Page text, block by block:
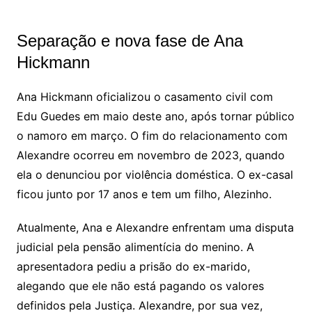
Separação e nova fase de Ana
Hickmann
Ana Hickmann oficializou o casamento civil com
Edu Guedes em maio deste ano, após tornar público
o namoro em março. O fim do relacionamento com
Alexandre ocorreu em novembro de 2023, quando
ela o denunciou por violência doméstica. O ex-casal
ficou junto por 17 anos e tem um filho, Alezinho.
Atualmente, Ana e Alexandre enfrentam uma disputa
judicial pela pensão alimentícia do menino. A
apresentadora pediu a prisão do ex-marido,
alegando que ele não está pagando os valores
definidos pela Justiça. Alexandre, por sua vez,